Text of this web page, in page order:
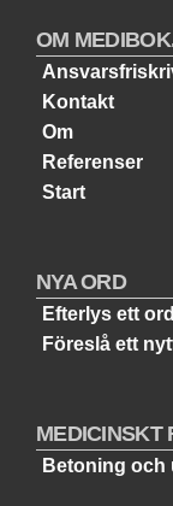
OM
Kontakt
Om
Referenser
Start
NYA ORD
Efterlys ett ord
Föreslå ett
MEDICINSKT
Betoning och